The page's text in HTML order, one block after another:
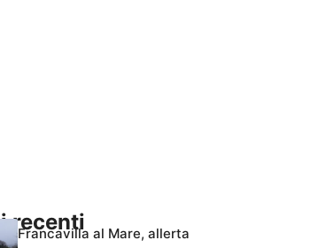
recenti
Francavilla al Mare, allerta